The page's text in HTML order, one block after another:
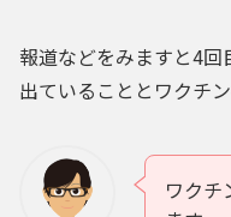
報道などをみますと4
出ていることとワクチ
ワクチ